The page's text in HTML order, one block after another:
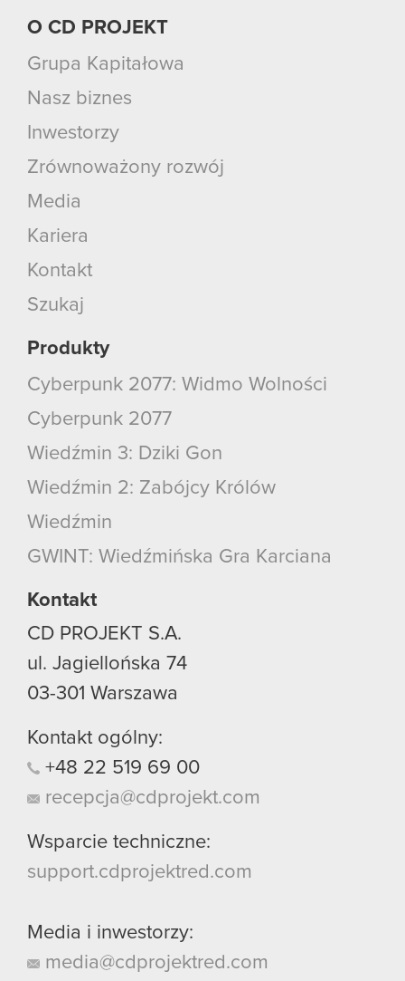
O CD PROJEKT
Grupa Kapitałowa
Nasz biznes
Inwestorzy
Zrównoważony rozwój
Media
Kariera
Kontakt
Szukaj
Produkty
Cyberpunk 2077: Widmo Wolności
Cyberpunk 2077
Wiedźmin 3: Dziki Gon
Wiedźmin 2: Zabójcy Królów
Wiedźmin
GWINT: Wiedźmińska Gra Karciana
Kontakt
CD PROJEKT S.A.
ul. Jagiellońska 74
03-301 Warszawa
Kontakt ogólny:
+48 22 519 69 00
recepcja@cdprojekt.com
Wsparcie techniczne:
support.cdprojektred.com
Media i inwestorzy:
media@cdprojektred.com